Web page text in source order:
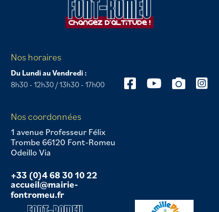
Nos horaires
Du Lundi au Vendredi :
8h30 - 12h30 / 13h30 - 17h00
Nos coordonnées
1 avenue Professeur Félix
Trombe 66120 Font-Romeu
Odeillo Via
+33 (0)4 68 30 10 22
accueil@mairie-
fontromeu.fr